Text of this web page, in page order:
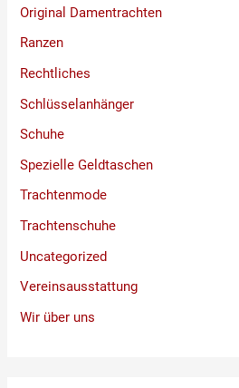
Original Damentrachten
Ranzen
Rechtliches
Schlüsselanhänger
Schuhe
Spezielle Geldtaschen
Trachtenmode
Trachtenschuhe
Uncategorized
Vereinsausstattung
Wir über uns